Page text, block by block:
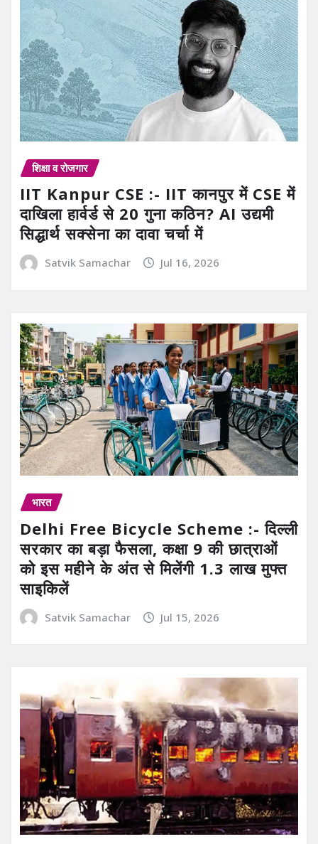
शिक्षा व रोजगार
IIT Kanpur CSE :- IIT कानपुर में CSE में
दाखिला हार्वर्ड से 20 गुना कठिन? AI उद्यमी
सिद्धार्थ सक्सेना का दावा चर्चा में
Satvik Samachar Jul 16, 2026
भारत
Delhi Free Bicycle Scheme :- दिल्ली
सरकार का बड़ा फैसला, कक्षा 9 की छात्राओं
को इस महीने के अंत से मिलेंगी 1.3 लाख मुफ्त
साइकिलें
Satvik Samachar Jul 15, 2026